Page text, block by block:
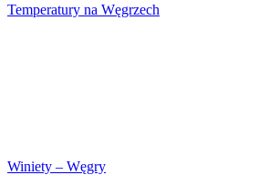
Temperatury na Węgrzech
Winiety – Węgry